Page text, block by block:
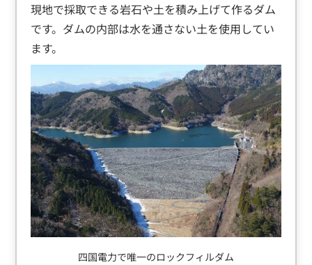
現地で採取できる岩石や土を積み上げて作るダム
です。ダムの内部は水を通さない土を使用してい
ます。
四国電力で唯一のロックフィルダム